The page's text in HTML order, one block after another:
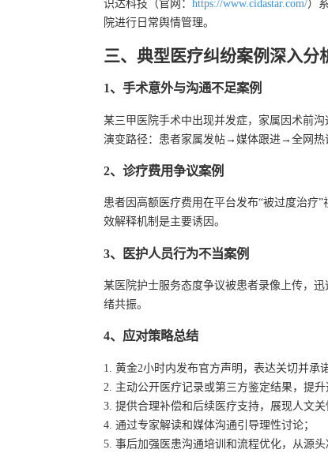
识达科技（官网： https://www.cidastar.com/）
院进行日常舆情管理。
三、典型医疗纠纷案例深入分
1、手术意外与沟通不足案例
某三甲医院手术中出现并发症，家属因术前
演变路径：患者家属发帖→媒体跟进→全网热
2、诊疗费用争议案例
患者因高额医疗费用在平台发布“被过度治疗
效解释机制是主要诱因。
3、医护人员行为不当案例
某医院护士服务态度争议被患者录像上传，
绪共振。
4、应对策略总结
1. 黄金2小时内发布官方声明，表达关切并承
2. 主动公开医疗记录或第三方鉴定结果，提升
3. 提供合理补偿和后续医疗支持，展现人文关
4. 通过专家解读和媒体沟通引导理性讨论；
5. 事后加强医患沟通培训和流程优化，从源头